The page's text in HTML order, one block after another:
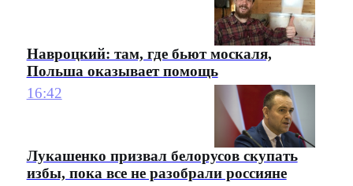
Навроцкий: там, где бьют москаля,
Польша оказывает помощь
16:42
Лукашенко призвал белорусов скупать
избы, пока все не разобрали россияне